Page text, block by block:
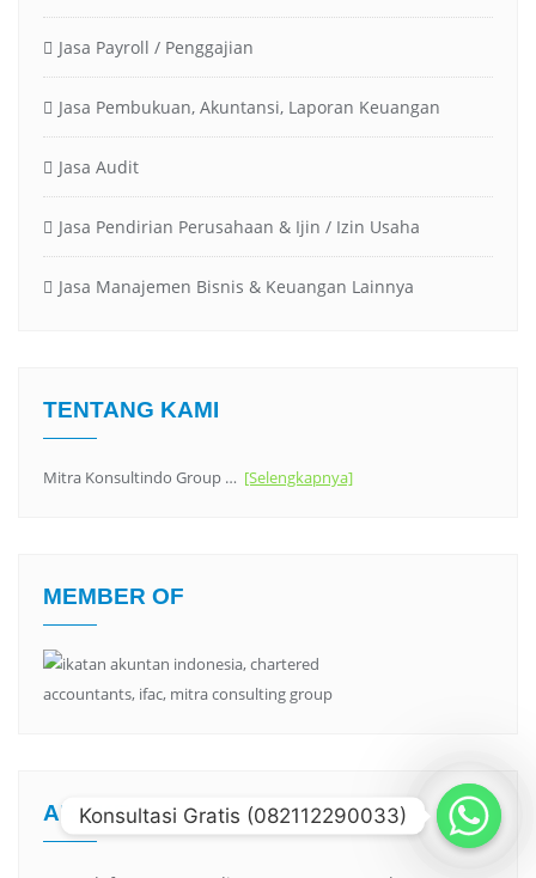
Jasa Payroll / Penggajian
Jasa Pembukuan, Akuntansi, Laporan Keuangan
Jasa Audit
Jasa Pendirian Perusahaan & Ijin / Izin Usaha
Jasa Manajemen Bisnis & Keuangan Lainnya
TENTANG KAMI
Mitra Konsultindo Group … [Selengkapnya]
MEMBER OF
ARTIKEL
Konsultasi Gratis (082112290033)